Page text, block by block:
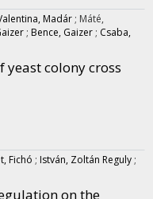
Madár ; Máté,
; Bence, Gaizer ; Csaba,
colony cross
Fichó ; István, Zoltán Reguly ;
on the